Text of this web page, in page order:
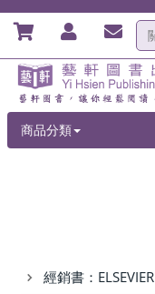
商品分類
經銷書：ELSEVIER